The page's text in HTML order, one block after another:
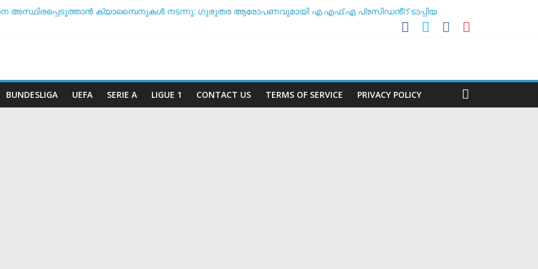
അസ്ഥിരപ്പെടുത്താൻ ക്യാമ്പൈനുകൾ നടന്നു: ഗുരുതര ആരോപണവുമായി എ.എഫ്.എ പ്രസിഡൻ്റ് ടാപ്പിയ
BUNDESLIGA UEFA SERIE A LIGUE 1 CONTACT US TERMS OF SERVICE PRIVACY POLICY